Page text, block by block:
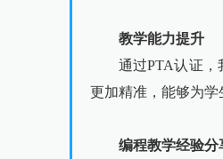
教学能力提升
通过PTA认证，
更加精准，能够为学
编程教学经验分